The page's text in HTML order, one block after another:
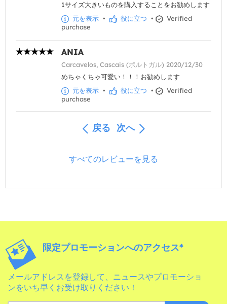
1サイズ大きいものを購入することをお勧めします
元を表示 • 役に立つ •
Verified
purchase
ANIA
Carcavelos, Cascais (ポルトガル) 2020/12/30
めちゃくちゃ可愛い！！！お勧めします
元を表示 • 役に立つ •
Verified
purchase
戻る 次へ
すべてのレビューを見る
限定プロモーションへのアクセス*
メールアドレスを登録して、ニュースやプロモーショ
ンをいち早くお受け取りください！